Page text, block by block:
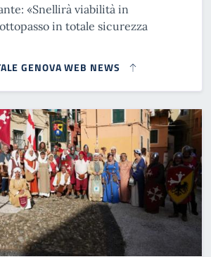
«Snellirà viabilità in
in totale sicurezza
GENOVA WEB NEWS